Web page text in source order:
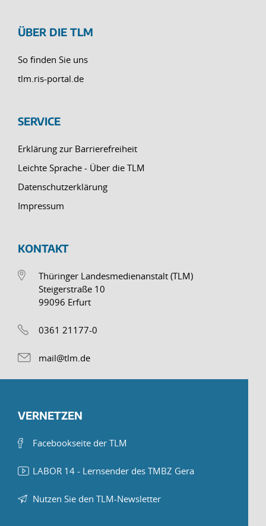
ÜBER DIE TLM
So finden Sie uns
tlm.ris-portal.de
SERVICE
Erklärung zur Barrierefreiheit
Leichte Sprache - Über die TLM
Datenschutzerklärung
Impressum
KONTAKT
Thüringer Landesmedienanstalt (TLM)
Steigerstraße 10
99096 Erfurt
0361 21177-0
mail@tlm.de
VERNETZEN
Facebookseite der TLM
LABOR 14 - Lernsender des TMBZ Gera
Nutzen Sie den TLM-Newsletter